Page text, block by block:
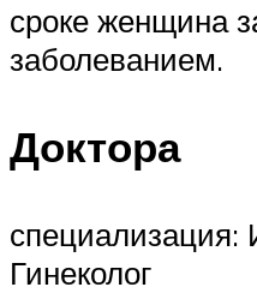
сроке женщина
заболеванием.
Доктора
специализация:
Гинеколог